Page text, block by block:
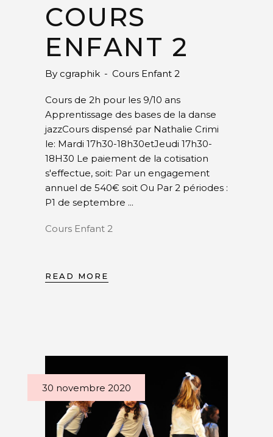
COURS
ENFANT 2
By cgraphik Cours Enfant 2
Cours de 2h pour les 9/10 ans
Apprentissage des bases de la danse
jazzCours dispensé par Nathalie Crimi
le: Mardi 17h30-18h30etJeudi 17h30-
18H30 Le paiement de la cotisation
s'effectue, soit: Par un engagement
annuel de 540€ soit Ou Par 2 périodes :
P1 de septembre
Cours Enfant 2
READ MORE
30 novembre 2020